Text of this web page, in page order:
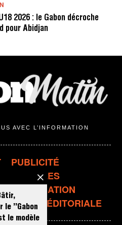
2026 : le Gabon décroche
pour Abidjan
’’Gabon
le modèle
AVEC L’INFORMATION
PUBLICITÉ
LÉGALES
D'UTILISATION
LIGNE ÉDITORIALE